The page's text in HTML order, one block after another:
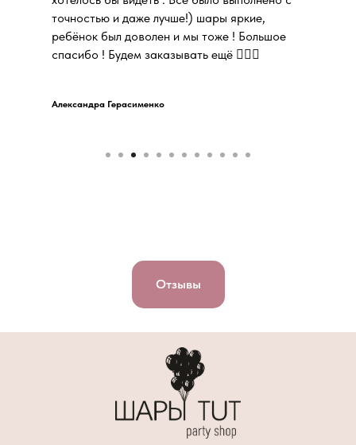
точностью и даже лучше!) шары яркие,
ребёнок был доволен и мы тоже ! Большое
спасибо ! Будем заказывать ещё 👍🏻😊
Александра Герасименко
Отзывы